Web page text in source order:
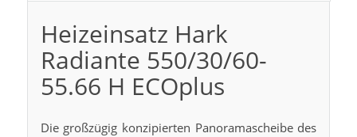
Heizeinsatz Hark
Radiante 550/30/60-
55.66 H ECOplus
Die großzügig konzipierten Panoramascheibe des